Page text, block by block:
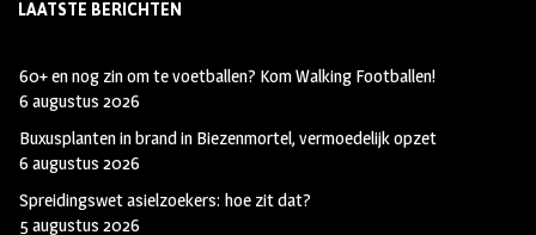
LAATSTE BERICHTEN
60+ en nog zin om te voetballen? Kom Walking Footballen!
6 augustus 2026
Buxusplanten in brand in Biezenmortel, vermoedelijk opzet
6 augustus 2026
Spreidingswet asielzoekers: hoe zit dat?
5 augustus 2026